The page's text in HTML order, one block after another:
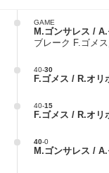
GAME
M.ゴンサレス /
ブレーク F.ゴメ
40-30
F.ゴメス / R.オリ
40-15
F.ゴメス / R.オリ
40-0
M.ゴンサレス /